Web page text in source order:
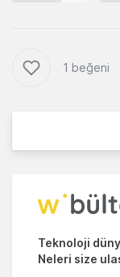
1 beğeni
Teknoloji
Neleri size